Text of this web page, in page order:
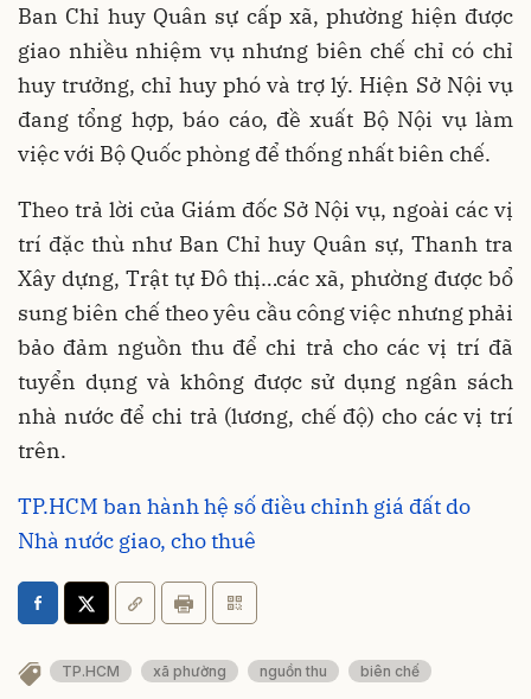
Ban Chỉ huy Quân sự cấp xã, phường hiện được
giao nhiều nhiệm vụ nhưng biên chế chỉ có chỉ
huy trưởng, chỉ huy phó và trợ lý. Hiện Sở Nội vụ
đang tổng hợp, báo cáo, đề xuất Bộ Nội vụ làm
việc với Bộ Quốc phòng để thống nhất biên chế.
Theo trả lời của Giám đốc Sở Nội vụ, ngoài các vị
trí đặc thù như Ban Chỉ huy Quân sự, Thanh tra
Xây dựng, Trật tự Đô thị…các xã, phường được bổ
sung biên chế theo yêu cầu công việc nhưng phải
bảo đảm nguồn thu để chi trả cho các vị trí đã
tuyển dụng và không được sử dụng ngân sách
nhà nước để chi trả (lương, chế độ) cho các vị trí
trên.
TP.HCM ban hành hệ số điều chỉnh giá đất do
Nhà nước giao, cho thuê
TP.HCM xã phường nguồn thu biên chế